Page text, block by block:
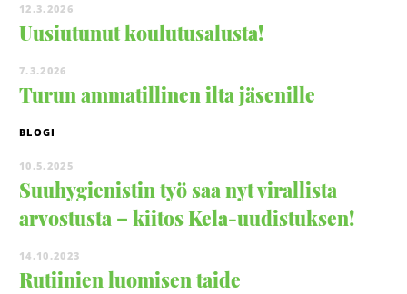
12.3.2026
Uusiutunut koulutusalusta!
7.3.2026
Turun ammatillinen ilta jäsenille
BLOGI
10.5.2025
Suuhygienistin työ saa nyt virallista
arvostusta – kiitos Kela-uudistuksen!
14.10.2023
Rutiinien luomisen taide